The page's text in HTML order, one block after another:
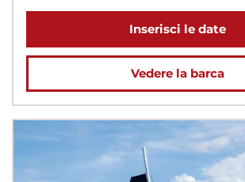
Inserisci le date
Vedere la barca